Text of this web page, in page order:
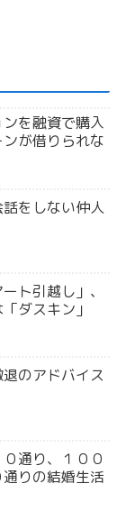
を融資で購入
が借りられな
話をしない仲人
ト引越し」、
ダスキン」
のアドバイス
通り、１００
りの結婚生活